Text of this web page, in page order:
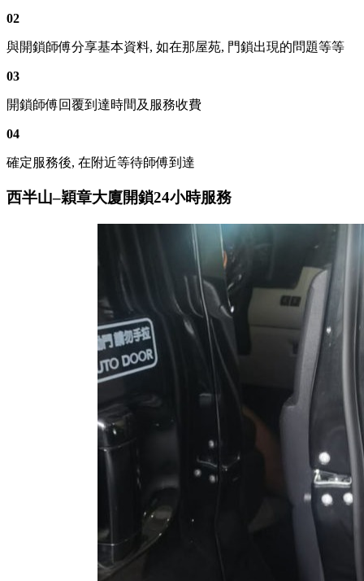
02
與開鎖師傅分享基本資料, 如在那屋苑, 門鎖出現的問題等等
03
開鎖師傅回覆到達時間及服務收費
04
確定服務後, 在附近等待師傅到達
西半山–穎章大廈開鎖24小時服務